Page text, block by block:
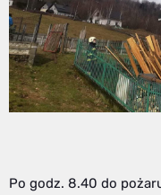
Po godz. 8.40 do